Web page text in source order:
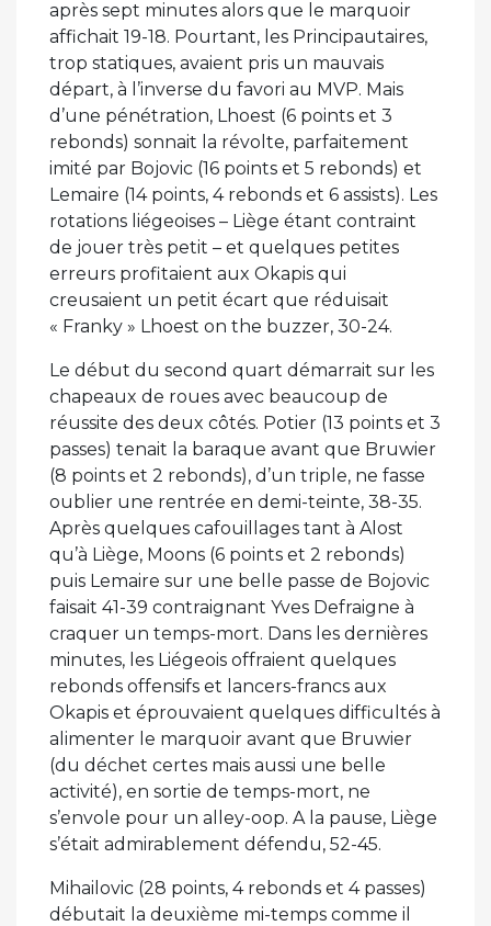
après sept minutes alors que le marquoir
affichait 19-18. Pourtant, les Principautaires,
trop statiques, avaient pris un mauvais
départ, à l’inverse du favori au MVP. Mais
d’une pénétration, Lhoest (6 points et 3
rebonds) sonnait la révolte, parfaitement
imité par Bojovic (16 points et 5 rebonds) et
Lemaire (14 points, 4 rebonds et 6 assists). Les
rotations liégeoises – Liège étant contraint
de jouer très petit – et quelques petites
erreurs profitaient aux Okapis qui
creusaient un petit écart que réduisait
« Franky » Lhoest on the buzzer, 30-24.
Le début du second quart démarrait sur les
chapeaux de roues avec beaucoup de
réussite des deux côtés. Potier (13 points et 3
passes) tenait la baraque avant que Bruwier
(8 points et 2 rebonds), d’un triple, ne fasse
oublier une rentrée en demi-teinte, 38-35.
Après quelques cafouillages tant à Alost
qu’à Liège, Moons (6 points et 2 rebonds)
puis Lemaire sur une belle passe de Bojovic
faisait 41-39 contraignant Yves Defraigne à
craquer un temps-mort. Dans les dernières
minutes, les Liégeois offraient quelques
rebonds offensifs et lancers-francs aux
Okapis et éprouvaient quelques difficultés à
alimenter le marquoir avant que Bruwier
(du déchet certes mais aussi une belle
activité), en sortie de temps-mort, ne
s’envole pour un alley-oop. A la pause, Liège
s’était admirablement défendu, 52-45.
Mihailovic (28 points, 4 rebonds et 4 passes)
débutait la deuxième mi-temps comme il